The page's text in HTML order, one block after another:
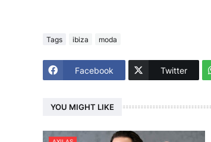
Tags ibiza moda
Facebook Twitter
YOU MIGHT LIKE